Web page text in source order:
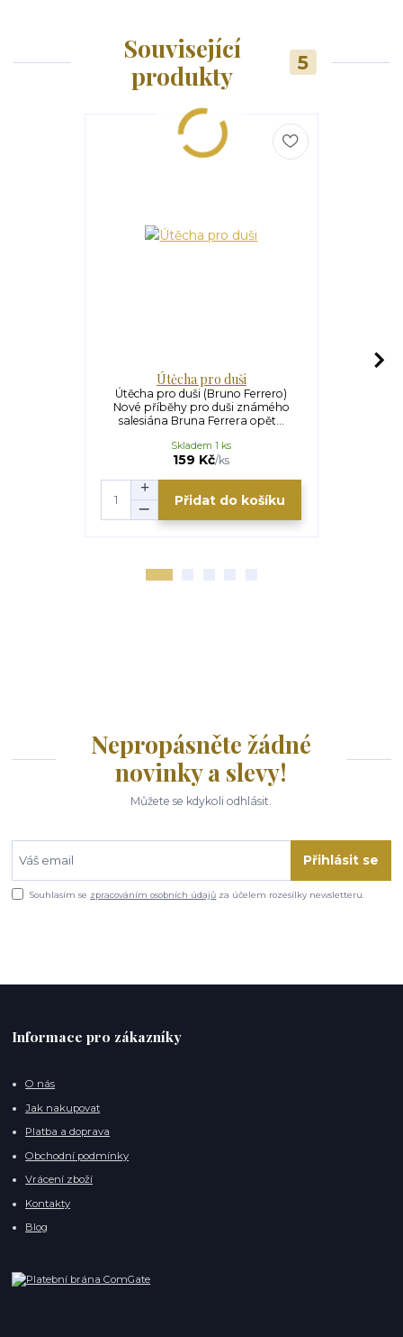
Související
produkty
5
Útěcha pro duši
Útěcha pro duši (Bruno Ferrero)
Nové příběhy pro duši známého
salesiána Bruna Ferrera opět...
159 Kč/ks
Skladem 1 ks
Přidat do košíku
Nepropásněte žádné
novinky a slevy!
Můžete se kdykoli odhlásit.
Přihlásit se
Souhlasím se zpracováním osobních údajů za účelem rozesílky newsletteru.
Informace pro zákazníky
O nás
Jak nakupovat
Platba a doprava
Obchodní podmínky
Vrácení zboží
Kontakty
Blog